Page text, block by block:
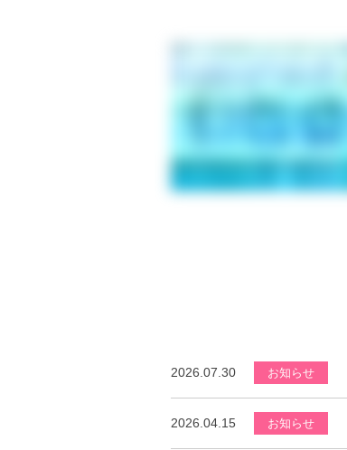
2026.07.30 お知らせ
2026.04.15 お知らせ